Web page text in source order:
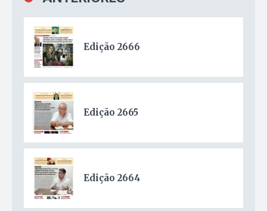
Edição 2666
Edição 2665
Edição 2664